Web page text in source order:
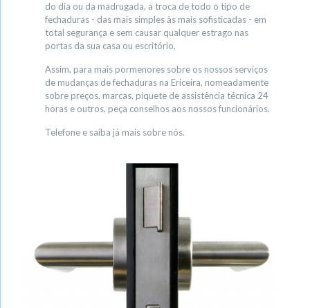
do dia ou da madrugada, a troca de todo o tipo de
fechaduras - das mais simples às mais sofisticadas - em
total segurança e sem causar qualquer estrago nas
portas da sua casa ou escritório.
Assim, para mais pormenores sobre os nossos serviços
de mudanças de fechaduras na Ericeira, nomeadamente
sobre preços, marcas, piquete de assistência técnica 24
horas e outros, peça conselhos aos nossos funcionários.
Telefone e saiba já mais sobre nós.